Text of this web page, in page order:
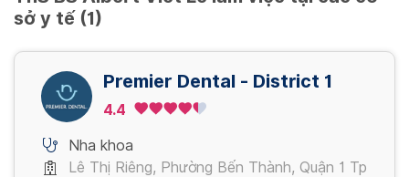
sở y tế (1)
Premier Dental - District 1
4.4
Nha khoa
Lê Thị Riêng, Phường Bến Thành, Quận 1 Tp